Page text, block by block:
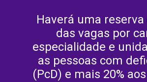
Haverá uma reserva
das vagas por
especialidade e
as pessoas com
(PcD) e mais 20%